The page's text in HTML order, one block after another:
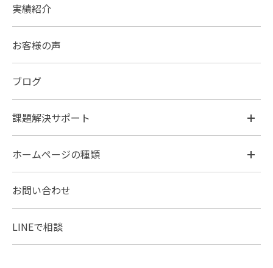
実績紹介
お客様の声
ブログ
課題解決サポート
ホームページの種類
お問い合わせ
LINEで相談